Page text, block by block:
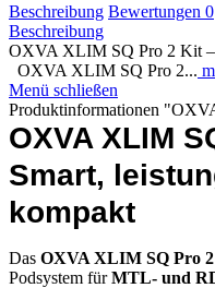
Beschreibung Bewertungen 0
Beschreibung
OXVA XLIM SQ Pro 2 Kit –
OXVA XLIM SQ Pro 2...
Menü schließen
Produktinformationen
OXVA XLIM
Smart,
kompakt
Das OXVA XLIM SQ Pro
Podsystem für MTL- und